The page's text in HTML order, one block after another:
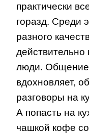
практически
горазд. Среди
разного
люди. Общение
вдохновляет,
разговоры на
А попасть на
чашкой кофе